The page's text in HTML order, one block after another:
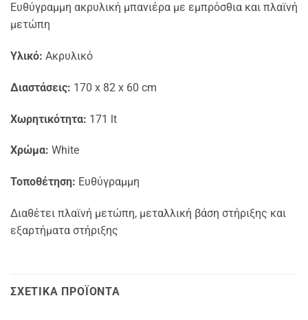
Ευθύγραμμη ακρυλική μπανιέρα με εμπρόσθια και πλαϊνή
μετώπη
Υλικό: Ακρυλικό
Διαστάσεις: 170 x 82 x 60 cm
Χωρητικότητα: 171 lt
Χρώμα: White
Τοποθέτηση: Ευθύγραμμη
Διαθέτει πλαϊνή μετώπη, μεταλλική βάση στήριξης και
εξαρτήματα στήριξης
ΣΧΕΤΙΚΆ ΠΡΟΪΌΝΤΑ